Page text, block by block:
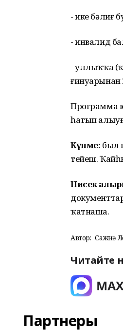
- ике бәлиғ
- инвалид
- уллыҡҡа
ғинуарынан
Программа
һатып
Күпме: был
тейеш.
Нисек
ҡатнаша.
Автор: Сажиҙә
Читайте
Партнеры